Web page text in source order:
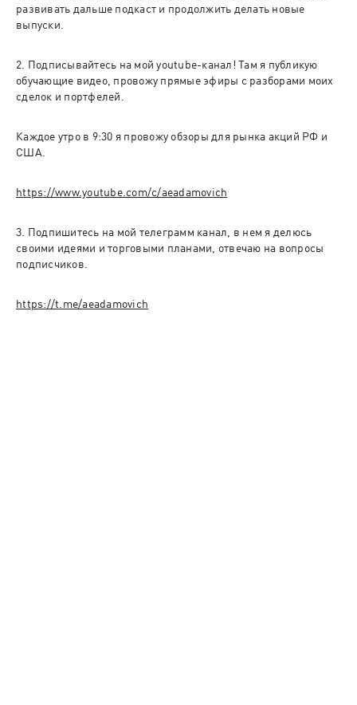
развивать дальше подкаст и продолжить делать новые
2. Подписывайтесь на мой youtube-канал! Там я публикую
обучающие видео, провожу прямые эфиры с разборами моих
Каждое утро в 9:30 я провожу обзоры для рынка акций РФ и
3. Подпишитесь на мой телеграмм канал, в нем я делюсь
своими идеями и торговыми планами, отвечаю на вопросы
https://t.me/aeadamovich